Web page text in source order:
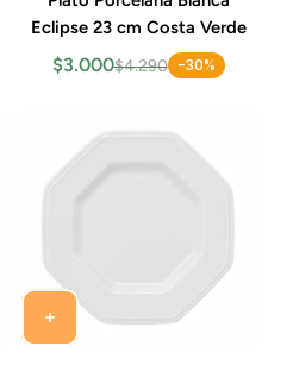
Eclipse 23 cm Costa Verde
$3.000$4.290 -30%